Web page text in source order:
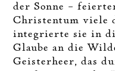
der Sonne –
Christentum viele
integrierte sie in
Glaube an die
Geisterheer, das